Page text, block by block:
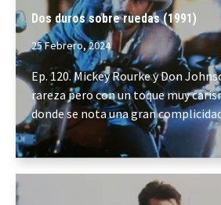
Dos duros sobre ruedas (1991)
25 Febrero, 2024
Ep. 120. Mickey Rourke y Don
rareza pero con un toque muy
donde se nota una gran